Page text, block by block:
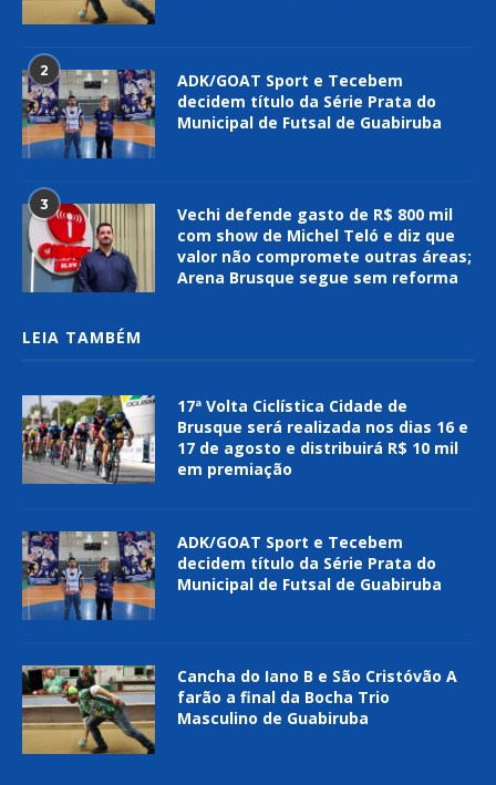
2
ADK/GOAT Sport e Tecebem
decidem título da Série Prata do
Municipal de Futsal de Guabiruba
3
Vechi defende gasto de R$ 800 mil
com show de Michel Teló e diz que
valor não compromete outras áreas;
Arena Brusque segue sem reforma
LEIA TAMBÉM
17ª Volta Ciclística Cidade de
Brusque será realizada nos dias 16 e
17 de agosto e distribuirá R$ 10 mil
em premiação
ADK/GOAT Sport e Tecebem
decidem título da Série Prata do
Municipal de Futsal de Guabiruba
Cancha do Iano B e São Cristóvão A
farão a final da Bocha Trio
Masculino de Guabiruba